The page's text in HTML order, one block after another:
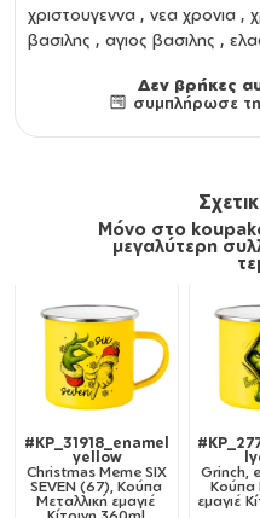
χριστουγεννα , νεα χρονια ,
βασιλης , αγιος βασιλης ,
Δεν βρήκες
συμπλήρωσε
Μόνο στο
μεγαλύτερη
#KP_31918_enamel
yellow
Christmas Meme SIX
SEVEN (67), Κούπα
Μεταλλική εμαγιέ
Grinch,
Κούπα
εμαγιέ